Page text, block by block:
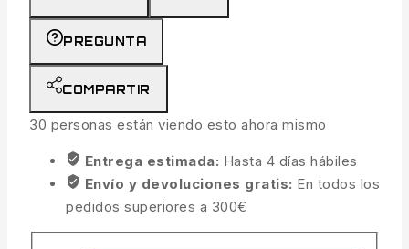
PREGUNTA
COMPARTIR
30 personas están viendo esto ahora mismo
Entrega estimada: Hasta 4 días hábiles
Envío y devoluciones gratis: En todos los
pedidos superiores a 300€